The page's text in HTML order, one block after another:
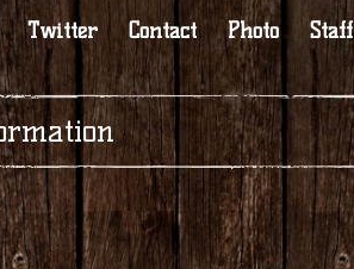
Twitter Contact Photo Staff